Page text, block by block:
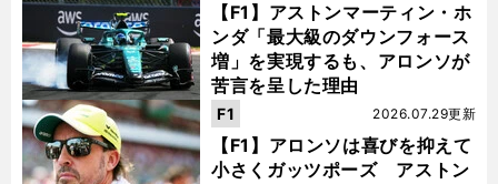
【F1】アストンマーティン・ホ
ンダ「最大級のダウンフォース
増」を実現するも、アロンソが
苦言を呈した理由
【F1】アロンソは喜びを抑えて
小さくガッツポーズ アストン
2026.07.29更新
F1